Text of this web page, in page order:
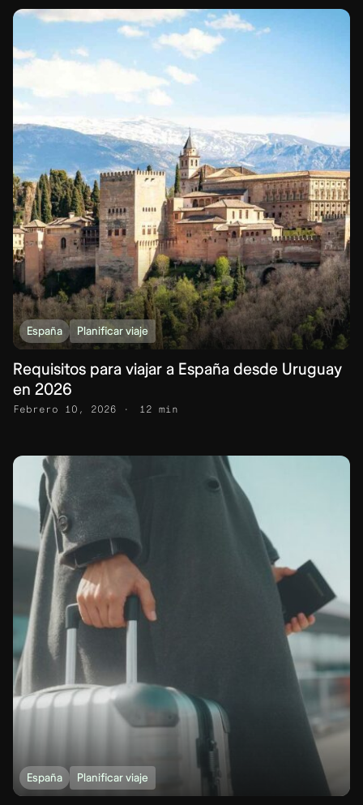
España Planificar viaje
Requisitos para viajar a España desde Uruguay
en 2026
Febrero 10, 2026 12 min
España Planificar viaje